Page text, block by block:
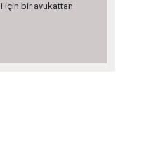
için bir avukattan